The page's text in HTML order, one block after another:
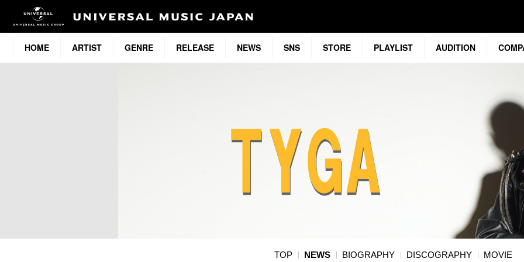
HOME ARTIST GENRE RELEASE NEWS SNS STORE PLAYLIST AUDITION
TOP NEWS BIOGRAPHY DISCOGRAPHY MOVIE